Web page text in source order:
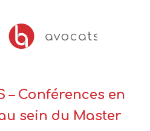
– Conférences en
sein du Master